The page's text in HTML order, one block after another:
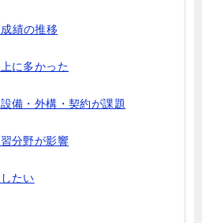
績の推移
に多かった
備・外構・契約が課題
分野が影響
たい